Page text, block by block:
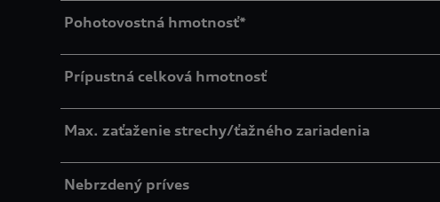
Pohotovostná hmotnosť*
Prípustná celková hmotnosť
Max. zaťaženie strechy/ťažného zariadenia
Nebrzdený príves